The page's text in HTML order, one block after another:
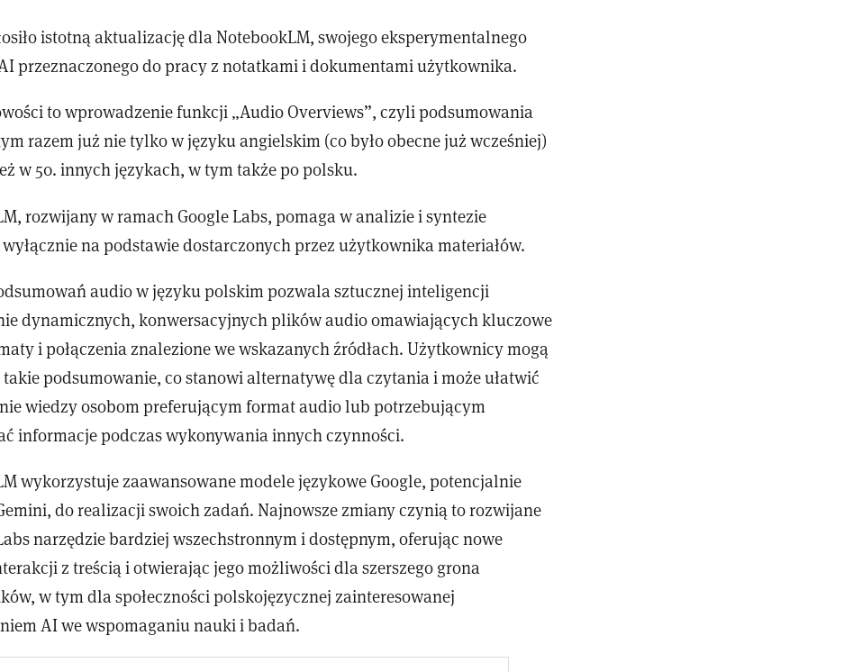
istotną aktualizację dla NotebookLM, swojego eksperymentalnego
przeznaczonego do pracy z notatkami i dokumentami użytkownika.
to wprowadzenie funkcji „Audio Overviews”, czyli podsumowania
razem już nie tylko w języku angielskim (co było obecne już wcześniej)
w 50. innych językach, w tym także po polsku.
rozwijany w ramach Google Labs, pomaga w analizie i syntezie
na podstawie dostarczonych przez użytkownika materiałów.
audio w języku polskim pozwala sztucznej inteligencji
dynamicznych, konwersacyjnych plików audio omawiających kluczowe
i połączenia znalezione we wskazanych źródłach. Użytkownicy mogą
takie podsumowanie, co stanowi alternatywę dla czytania i może ułatwić
wiedzy osobom preferującym format audio lub potrzebującym
informacje podczas wykonywania innych czynności.
wykorzystuje zaawansowane modele językowe Google, potencjalnie
do realizacji swoich zadań. Najnowsze zmiany czynią to rozwijane
narzędzie bardziej wszechstronnym i dostępnym, oferując nowe
z treścią i otwierając jego możliwości dla szerszego grona
w tym dla społeczności polskojęzycznej zainteresowanej
AI we wspomaganiu nauki i badań.